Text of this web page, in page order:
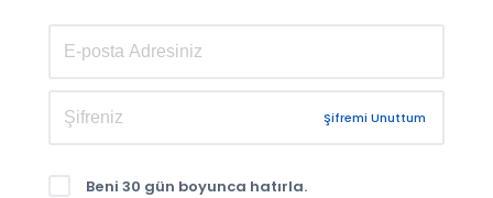
Şifremi Unuttum
Beni 30 gün boyunca hatırla.